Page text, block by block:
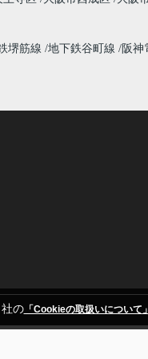
堺筋線 地下鉄谷町線 阪神
の「Cookieの取扱いについて」